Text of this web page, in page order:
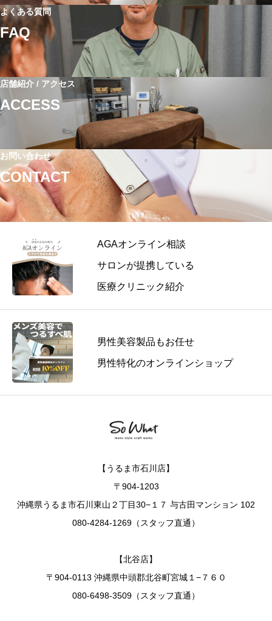
よくある質問
FAQ
店舗紹介 / アクセス
ACCESS
お問い合わせ
CONTACT
AGAオンライン相談
サロンが提携している
医療クリニック紹介
男性美容製品もお任せ
男性特化のオンラインショップ
【うるま市石川店】
〒904-1203
沖縄県うるま市石川東山２丁目30−１７ 与古田マンション 102
080-4284-1269（スタッフ直通）
【北谷店】
〒904-0113 沖縄県中頭郡北谷町宮城１−７６０
080-6498-3509（スタッフ直通）